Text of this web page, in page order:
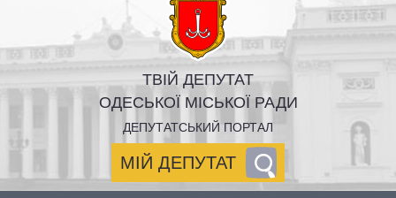
ТВІЙ ДЕПУТАТ
ОДЕСЬКОЇ МІСЬКОЇ РАДИ
ДЕПУТАТСЬКИЙ ПОРТАЛ
МІЙ ДЕПУТАТ